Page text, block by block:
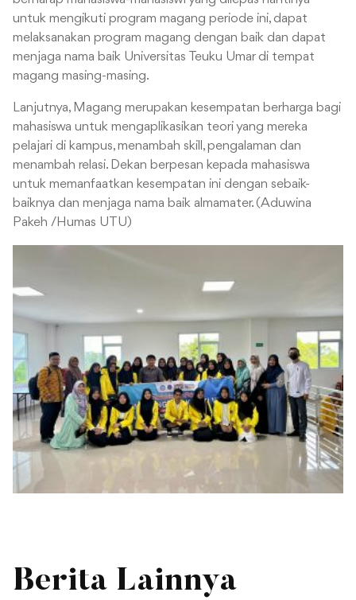
untuk mengikuti program magang periode ini, dapat
melaksanakan program magang dengan baik dan dapat
menjaga nama baik Universitas Teuku Umar di tempat
magang masing-masing.
Lanjutnya, Magang merupakan kesempatan berharga bagi
mahasiswa untuk mengaplikasikan teori yang mereka
pelajari di kampus, menambah skill, pengalaman dan
menambah relasi. Dekan berpesan kepada mahasiswa
untuk memanfaatkan kesempatan ini dengan sebaik-
baiknya dan menjaga nama baik almamater. (Aduwina
Pakeh /Humas UTU)
Berita Lainnya